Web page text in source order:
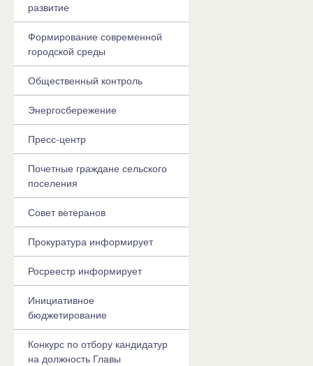
развитие
Формирование современной
городской среды
Общественный контроль
Энергосбережение
Пресс-центр
Почетные граждане сельского
поселения
Совет ветеранов
Прокуратура информирует
Росреестр информирует
Инициативное
бюджетирование
Конкурс по отбору кандидатур
на должность Главы